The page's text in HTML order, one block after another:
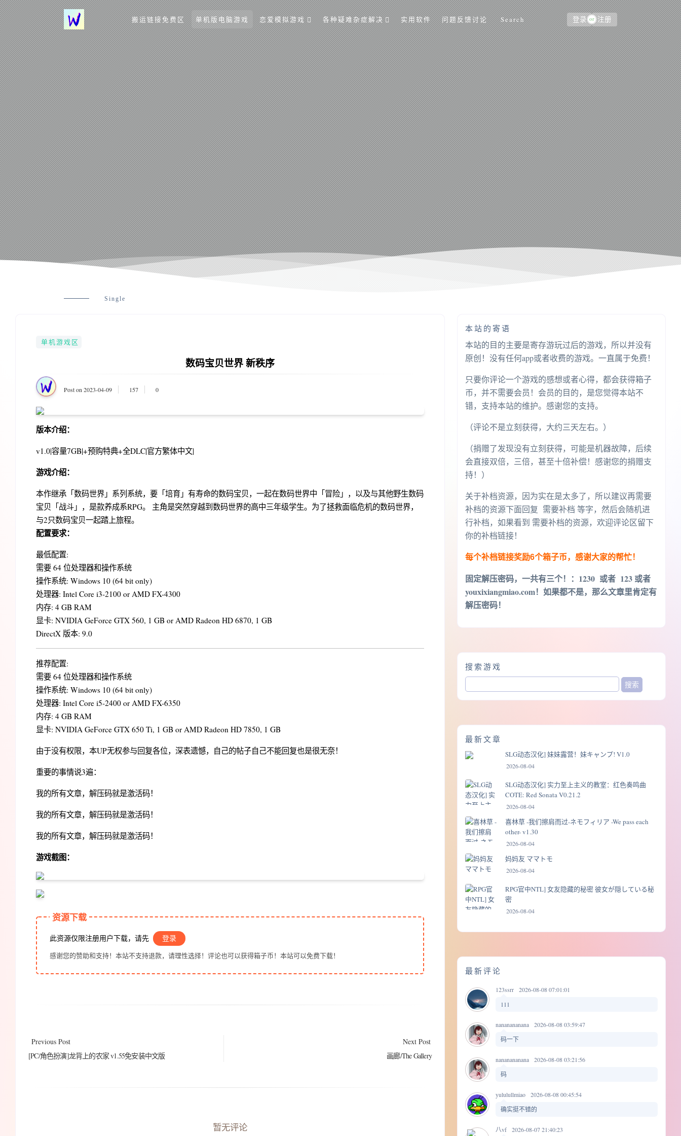
搬运链接免费区 单机版电脑游戏 恋爱模拟游戏 各种疑难杂症解决 实用软件 问题反馈讨论 Search 登录 or 注册
Single
单机游戏区
数码宝贝世界 新秩序
Post on 2023-04-09 157 0
版本介绍：
v1.0|容量7GB|+预购特典+全DLC|官方繁体中文|
游戏介绍：
本作继承「数码世界」系列系统，要「培育」有寿命的数码宝贝，一起在数码世界中「冒险」，以及与其他野生数码
宝贝「战斗」，是款养成系RPG。 主角是突然穿越到数码世界的高中三年级学生。为了拯救面临危机的数码世界，
与2只数码宝贝一起踏上旅程。
配置要求：
最低配置:
需要 64 位处理器和操作系统
操作系统: Windows 10 (64 bit only)
处理器: Intel Core i3-2100 or AMD FX-4300
内存: 4 GB RAM
显卡: NVIDIA GeForce GTX 560, 1 GB or AMD Radeon HD 6870, 1 GB
DirectX 版本: 9.0
推荐配置:
需要 64 位处理器和操作系统
操作系统: Windows 10 (64 bit only)
处理器: Intel Core i5-2400 or AMD FX-6350
内存: 4 GB RAM
显卡: NVIDIA GeForce GTX 650 Ti, 1 GB or AMD Radeon HD 7850, 1 GB
由于没有权限，本UP无权参与回复各位，深表遗憾，自己的帖子自己不能回复也是很无奈！
重要的事情说3遍：
我的所有文章，解压码就是激活码！
我的所有文章，解压码就是激活码！
我的所有文章，解压码就是激活码！
游戏截图：
资源下载
此资源仅限注册用户下载，请先 登录
感谢您的赞助和支持！本站不支持退款，请理性选择！评论也可以获得箱子币！本站可以免费下载！
Previous Post
[PC/角色扮演]龙背上的农家 v1.55免安装中文版
Next Post
画廊/The Gallery
暂无评论
本站的寄语
本站的目的主要是寄存游玩过后的游戏，所以并没有
原创！没有任何app或者收费的游戏。一直属于免费！
只要你评论一个游戏的感想或者心得，都会获得箱子
币，并不需要会员！会员的目的，是您觉得本站不
错，支持本站的维护。感谢您的支持。
（评论不是立刻获得，大约三天左右。）
（捐赠了发现没有立刻获得，可能是机器故障，后续
会直接双倍，三倍，甚至十倍补偿！感谢您的捐赠支
持！）
关于补档资源，因为实在是太多了，所以建议再需要
补档的资源下面回复 需要补档 等字，然后会随机进
行补档，如果看到 需要补档的资源，欢迎评论区留下
你的补档链接！
每个补档链接奖励6个箱子币，感谢大家的帮忙！
固定解压密码，一共有三个！ ：1230 或者 123 或者
youxixiangmiao.com！如果都不是，那么文章里肯定有
解压密码！
搜索游戏
最新文章
SLG动态汉化] 妹妹露营！妹キャンプ! V1.0
2026-08-04
SLG动态汉化] 实力至上主义的教室：红色奏鸣曲
COTE: Red Sonata V0.21.2
2026-08-04
喜林草 -我们擦肩而过-ネモフィリア -We pass each
other- v1.30
2026-08-04
妈妈友 ママトモ
2026-08-04
RPG官中NTL] 女友隐藏的秘密 彼女が隠している秘
密
2026-08-04
最新评论
123ssrr
2026-08-08 07:01:01
111
nananananana
2026-08-08 03:59:47
码一下
nananananana
2026-08-08 03:21:56
码
yululullmiao
2026-08-08 00:45:54
确实挺不错的
八vf 2026-08-07 21:40:23